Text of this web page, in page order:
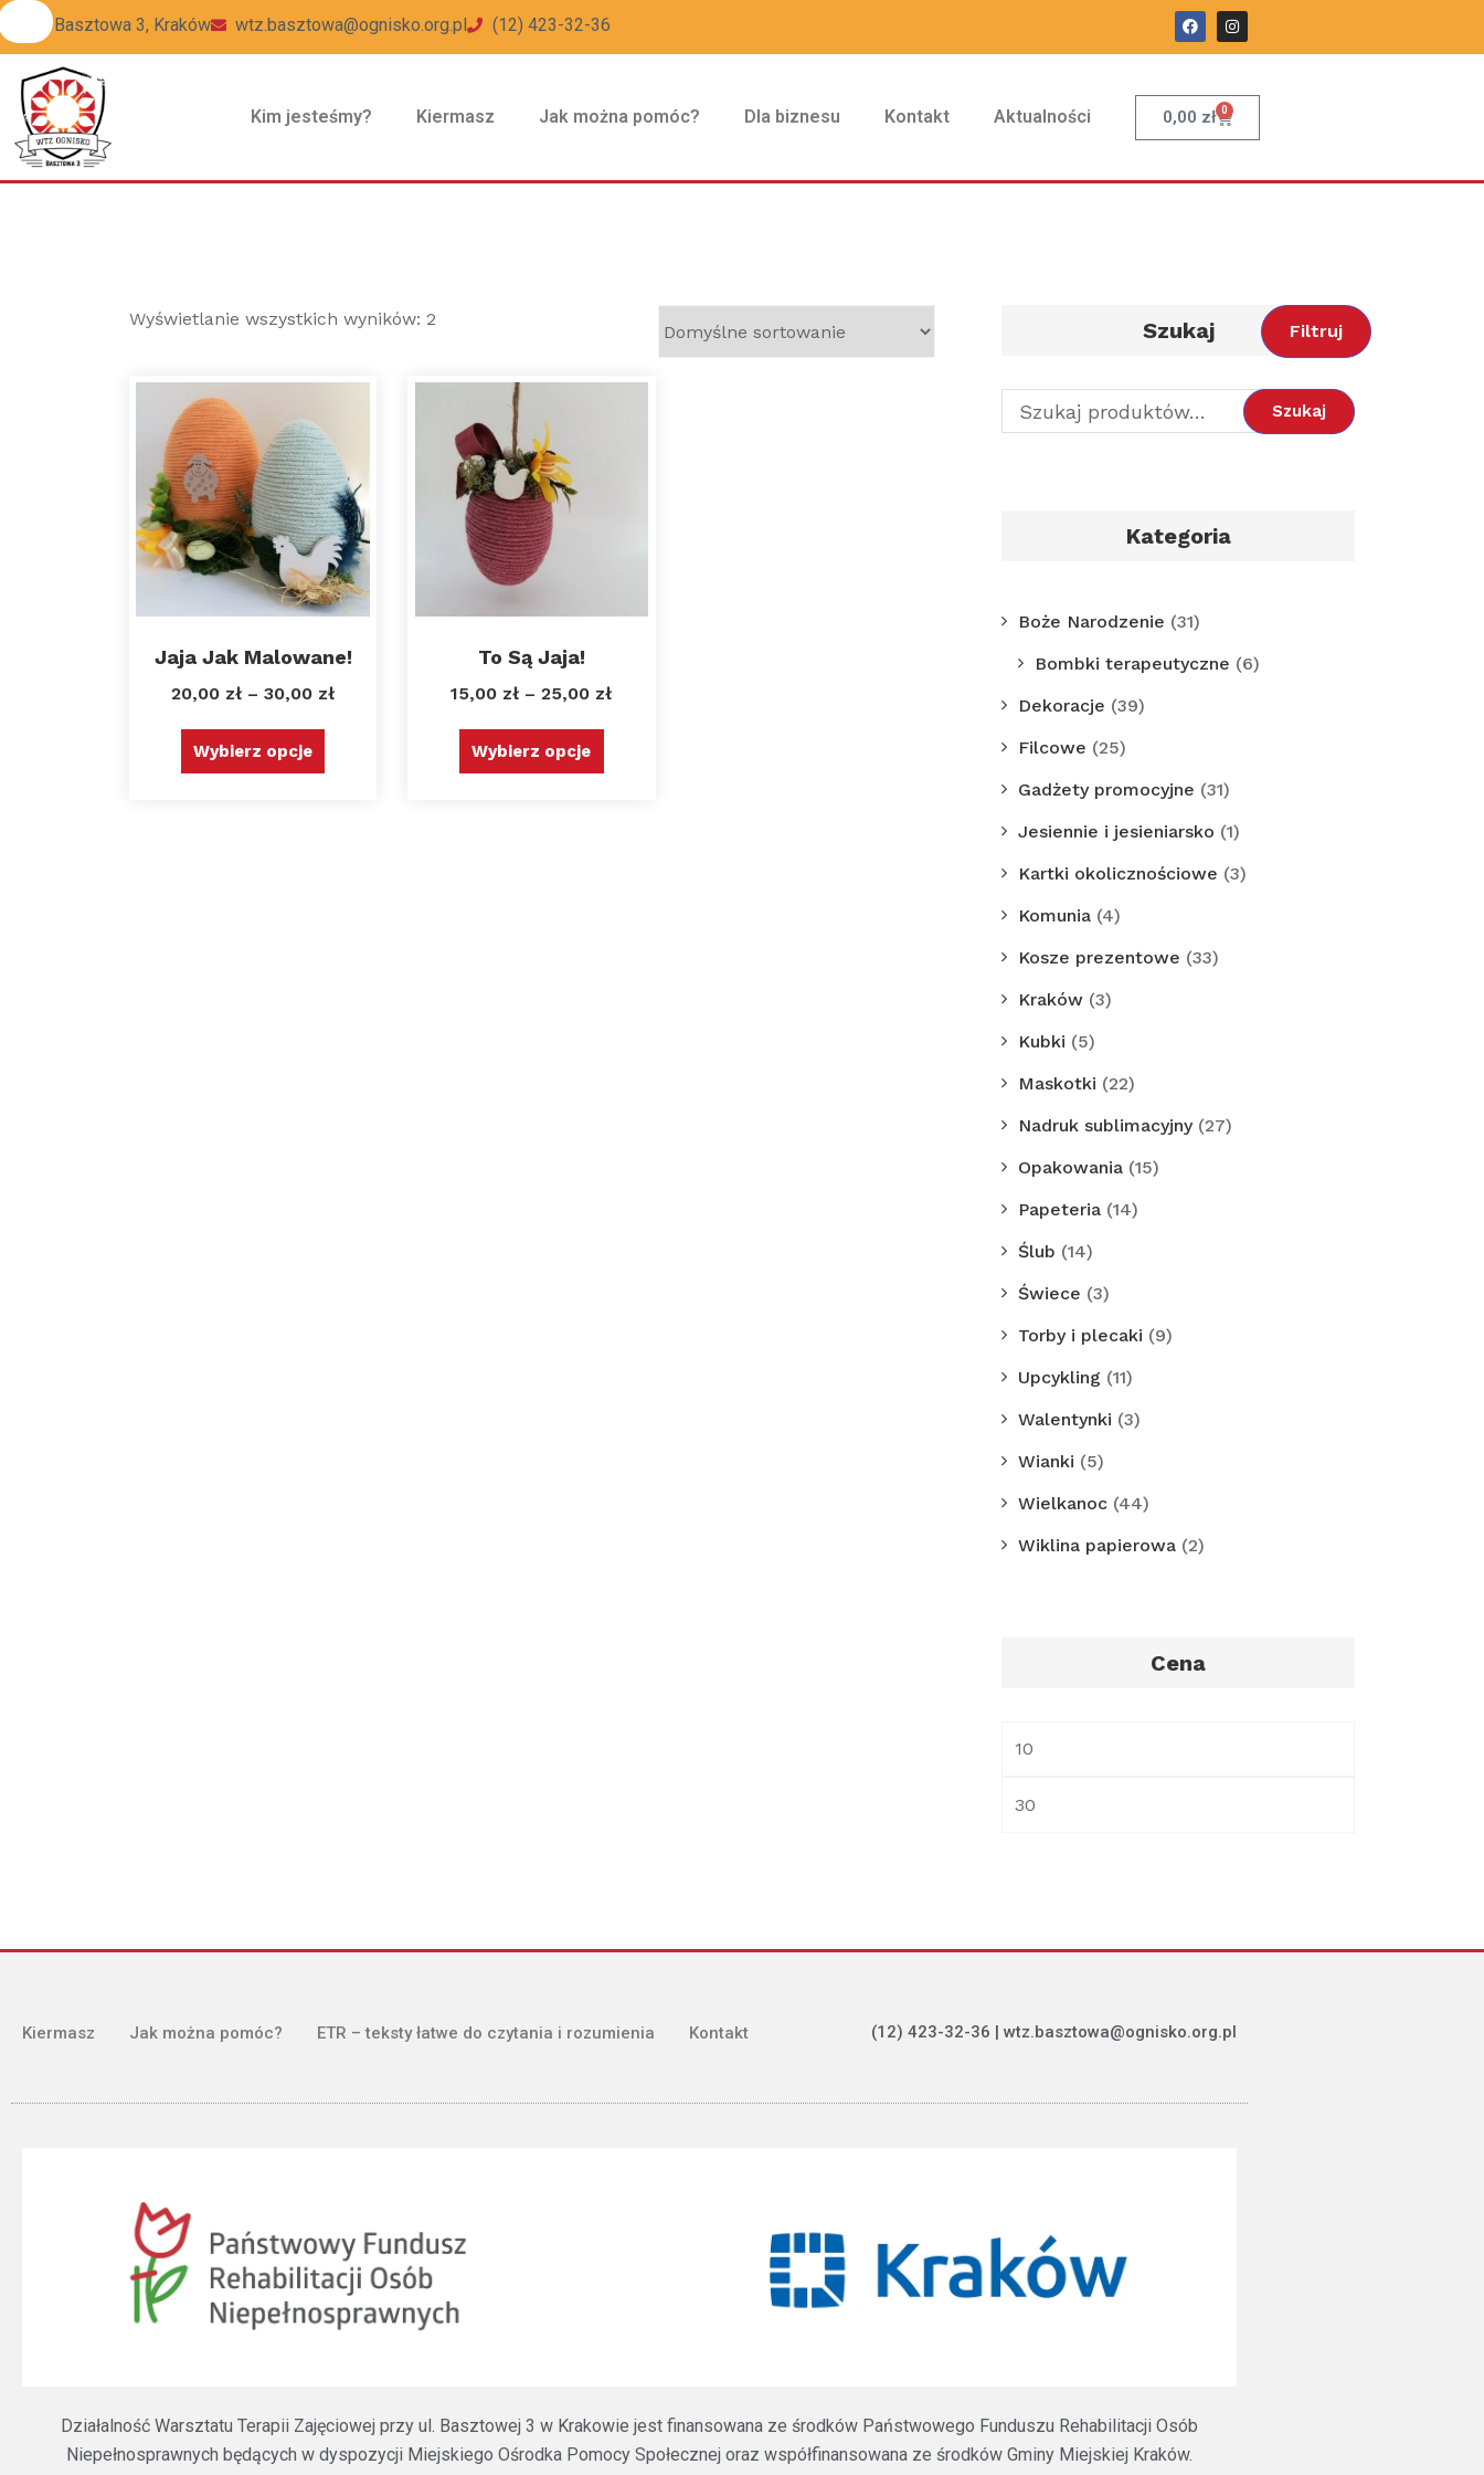
ul Basztowa 3, Kraków wtz.basztowa@ognisko.org.pl (12) 423-32-36
Kim jesteśmy? Kiermasz Jak można pomóc? Dla biznesu Kontakt Aktualności 0,00 zł 0
Wyświetlanie wszystkich wyników: 2
Jaja Jak Malowane!
20,00 zł – 30,00 zł
Wybierz opcje
To Są Jaja!
15,00 zł – 25,00 zł
Wybierz opcje
Szukaj
Szukaj
Kategoria
Boże Narodzenie (31)
Bombki terapeutyczne (6)
Dekoracje (39)
Filcowe (25)
Gadżety promocyjne (31)
Jesiennie i jesieniarsko (1)
Kartki okolicznościowe (3)
Komunia (4)
Kosze prezentowe (33)
Kraków (3)
Kubki (5)
Maskotki (22)
Nadruk sublimacyjny (27)
Opakowania (15)
Papeteria (14)
Ślub (14)
Świece (3)
Torby i plecaki (9)
Upcykling (11)
Walentynki (3)
Wianki (5)
Wielkanoc (44)
Wiklina papierowa (2)
Cena
Filtruj
Kiermasz Jak można pomóc? ETR – teksty łatwe do czytania i rozumienia Kontakt (12) 423-32-36 | wtz.basztowa@ognisko.org.pl
Działalność Warsztatu Terapii Zajęciowej przy ul. Basztowej 3 w Krakowie jest finansowana ze środków Państwowego Funduszu Rehabilitacji Osób
Niepełnosprawnych będących w dyspozycji Miejskiego Ośrodka Pomocy Społecznej oraz współfinansowana ze środków Gminy Miejskiej Kraków.